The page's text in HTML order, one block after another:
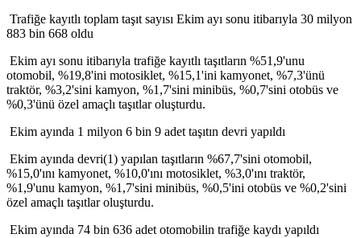
Trafiğe kayıtlı toplam taşıt sayısı Ekim ayı sonu itibarıyla 30 milyon
883 bin 668 oldu
Ekim ayı sonu itibarıyla trafiğe kayıtlı taşıtların %51,9'unu
otomobil, %19,8'ini motosiklet, %15,1'ini kamyonet, %7,3'ünü
traktör, %3,2'sini kamyon, %1,7'sini minibüs, %0,7'sini otobüs ve
%0,3'ünü özel amaçlı taşıtlar oluşturdu.
Ekim ayında 1 milyon 6 bin 9 adet taşıtın devri yapıldı
Ekim ayında devri(1) yapılan taşıtların %67,7'sini otomobil,
%15,0'ını kamyonet, %10,0'ını motosiklet, %3,0'ını traktör,
%1,9'unu kamyon, %1,7'sini minibüs, %0,5'ini otobüs ve %0,2'sini
özel amaçlı taşıtlar oluşturdu.
Ekim ayında 74 bin 636 adet otomobilin trafiğe kaydı yapıldı